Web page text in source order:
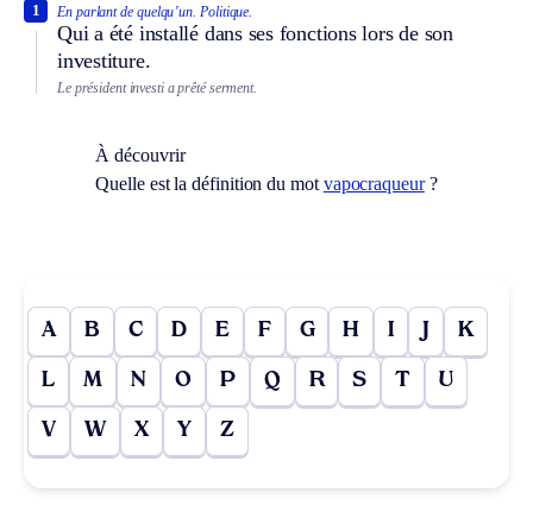
En parlant de quelqu’un. Politique.
Qui a été installé dans ses fonctions lors de son
investiture.
1
Le président investi a prêté serment.
À découvrir
Quelle est la définition du mot vapocraqueur?
A B C D E F G H I J K
L M N O P Q R S T U
V W X Y Z